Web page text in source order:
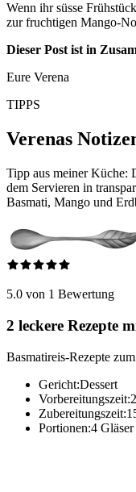
Wenn ihr süsse
zur fruchtigen Mango-
Dieser Post ist in
Eure Verena
TIPPS
Verenas
Tipp aus meiner Küche:
dem Servieren in
Basmati, Mango und
5.0 von 1 Bewertung
2 leckere Rezepte
Basmatireis-Rezepte
Gericht:Dessert
Vorbereitungszeit:
Zubereitungszeit:
Portionen:4 Gläser